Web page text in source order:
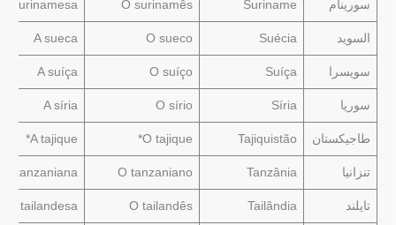
سورينام Suriname
O surinamês
A surinamesa
السويد Suécia
O sueco
A sueca
سويسرا Suíça
O suíço
A suíça
سوريا Síria
O sírio
A síria
طاجيكستان Tajiquistão
O tajique*
A tajique*
تنزانيا Tanzânia
O tanzaniano
A tanzaniana
تايلند Tailândia
O tailandês
A tailandesa